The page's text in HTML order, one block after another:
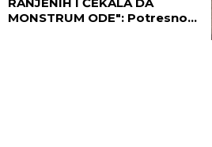
MONSTRUM ODE": Potresno